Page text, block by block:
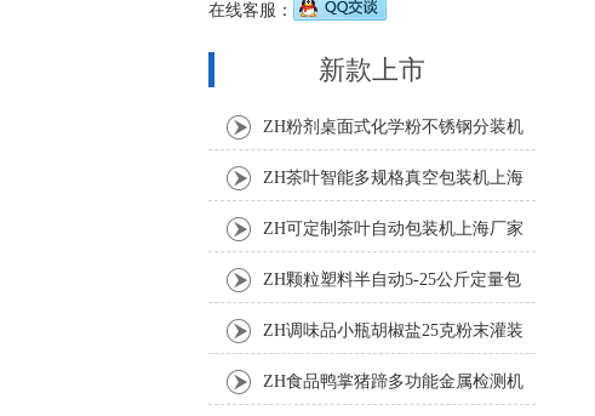
在线客服：
新款上市
ZH粉剂桌面式化学粉不锈钢分装机
ZH茶叶智能多规格真空包装机上海
厂家 ZH可定制茶叶自动包装机上海厂家
ZH颗粒塑料半自动5-25公斤定量包
装机 ZH调味品小瓶胡椒盐25克粉末灌装
ZH食品鸭掌猪蹄多功能金属检测机